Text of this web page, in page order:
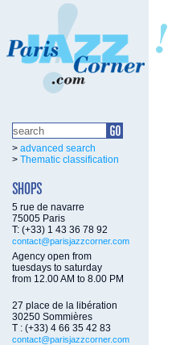
> advanced search
> Thematic classification
5 rue de navarre
75005 Paris
T: (+33) 1 43 36 78 92
contact@parisjazzcorner.com
Agency open from
tuesdays to saturday
from 12.00 AM to 8.00 PM
27 place de la libération
30250 Sommières
T : (+33) 4 66 35 42 83
contact@parisjazzcorner.com